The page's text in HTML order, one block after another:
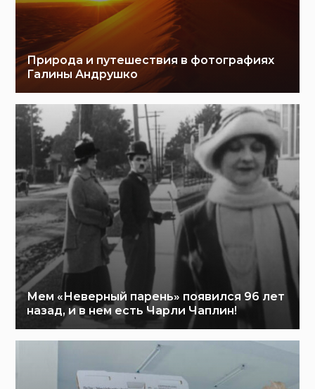
Природа и путешествия в фотографиях
Галины Андрушко
Мем «Неверный парень» появился 96 лет
назад, и в нем есть Чарли Чаплин!